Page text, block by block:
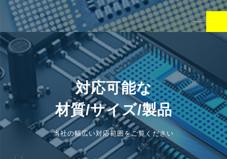
対応可能な
材質/サイズ/製品
当社の幅広い対応範囲をご覧ください